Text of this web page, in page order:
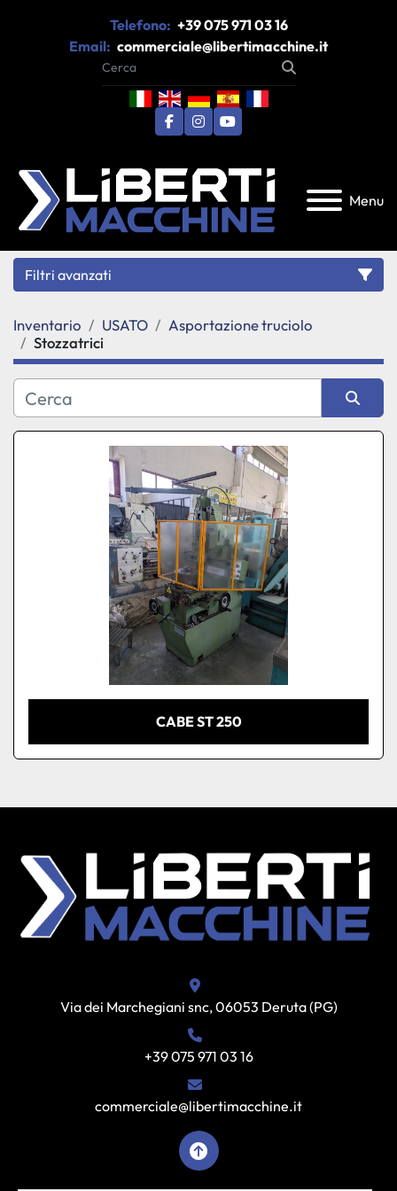
Telefono: +39 075 971 03 16
Email: commerciale@libertimacchine.it
facebook
instagram
youtube
Menu
Filtri avanzati
Categoria
Produttore
Inventario USATO
Asportazione truciolo
Stozzatrici
Ordina per
CABE ST 250
Via dei Marchegiani snc, 06053 Deruta (PG)
+39 075 971 03 16
commerciale@libertimacchine.it